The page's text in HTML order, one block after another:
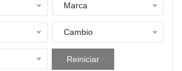
Marca
Cambio
Reiniciar